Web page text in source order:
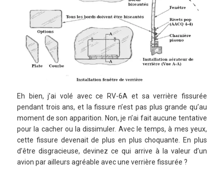
Eh bien, j’ai volé avec ce RV-6A et sa verrière fissurée
pendant trois ans, et la fissure n’est pas plus grande qu’au
moment de son apparition. Non, je n’ai fait aucune tentative
pour la cacher ou la dissimuler. Avec le temps, à mes yeux,
cette fissure devenait de plus en plus choquante. En plus
d’être disgracieuse, devinez ce qui arrive à la valeur d’un
avion par ailleurs agréable avec une verrière fissurée ?